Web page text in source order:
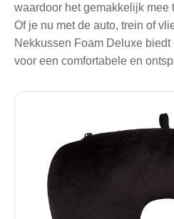
waardoor het gemakkelijk mee
Of je nu met de auto, trein of
Nekkussen Foam Deluxe
voor een comfortabele en